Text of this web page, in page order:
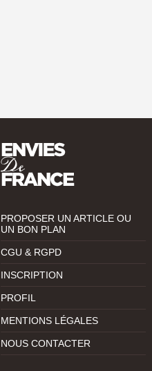
PROPOSER UN ARTICLE OU
UN BON PLAN
CGU & RGPD
INSCRIPTION
PROFIL
MENTIONS LÉGALES
NOUS CONTACTER